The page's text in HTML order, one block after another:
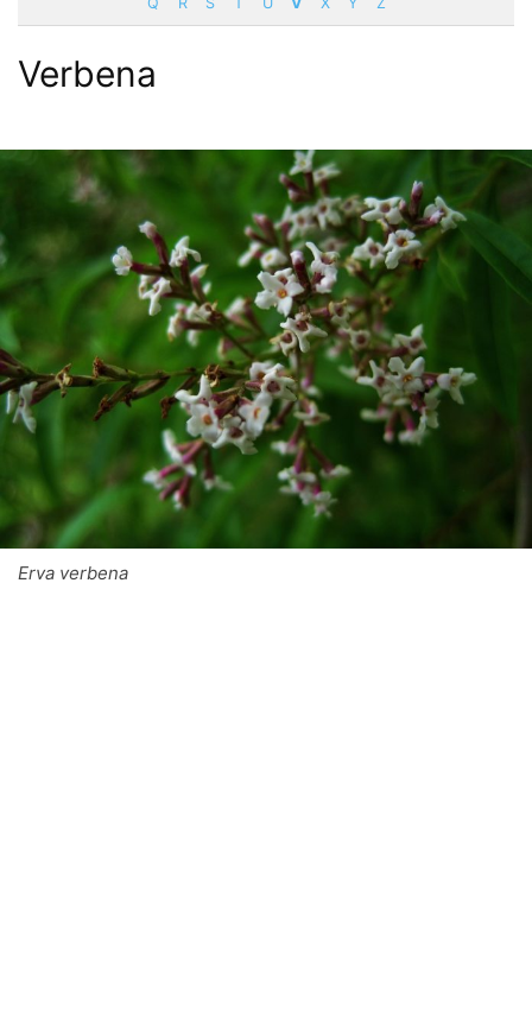
Verbena
Erva verbena